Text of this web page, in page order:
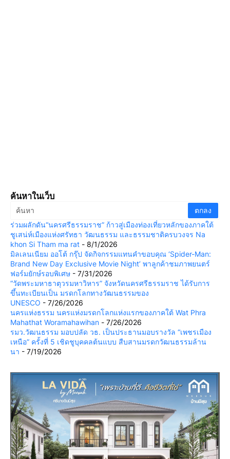
ค้นหาในเว็บ
ร่วมผลักดัน“นครศรีธรรมราช” ก้าวสู่เมืองท่องเที่ยวหลักของภาคใต้
ชูเสน่ห์เมืองแห่งศรัทธา วัฒนธรรม และธรรมชาติครบวงจร Na
khon Si Tham ma rat - 8/1/2026
มิลเลนเนียม ออโต้ กรุ๊ป จัดกิจกรรมแทนคำขอบคุณ ‘Spider-Man:
Brand New Day Exclusive Movie Night’ พาลูกค้าชมภาพยนตร์
ฟอร์มยักษ์รอบพิเศษ - 7/31/2026
“วัดพระมหาธาตุวรมหาวิหาร” จังหวัดนครศรีธรรมราช ได้รับการ
ขึ้นทะเบียนเป็น มรดกโลกทางวัฒนธรรมของ
UNESCO - 7/26/2026
นครแห่งธรรม นครแห่งมรดกโลกแห่งแรกของภาคใต้ Wat Phra
Mahathat Woramahawihan - 7/26/2026
รมว.วัฒนธรรม มอบปลัด วธ. เป็นประธานมอบรางวัล “เพชรเมือง
เหนือ” ครั้งที่ 5 เชิดชูบุคคลต้นแบบ สืบสานมรดกวัฒนธรรมล้าน
นา - 7/19/2026